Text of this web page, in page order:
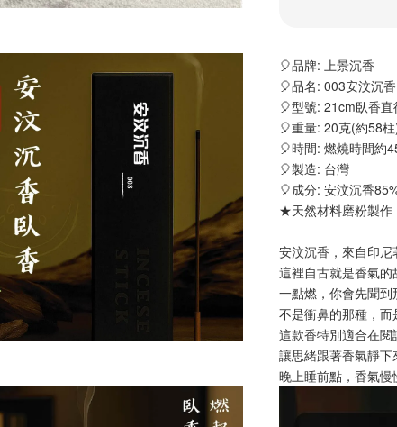
🎈品牌: 上景沉香
🎈品名: 003安汶沉香
🎈型號: 21cm臥香
🎈重量: 20克(約58
🎈時間: 燃燒時間約
🎈製造: 台灣
🎈成分: 安汶沉香
★天然材料磨粉製作
安汶沉香，來自印
這裡自古就是香氣的
一點燃，你會先聞到
不是衝鼻的那種，而
這款香特別適合在閱
讓思緒跟著香氣靜下
晚上睡前點，香氣慢